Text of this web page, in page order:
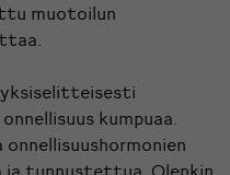
muotoilun
yksiselitteisesti
kumpuaa.
tunnustettua. Olenkin